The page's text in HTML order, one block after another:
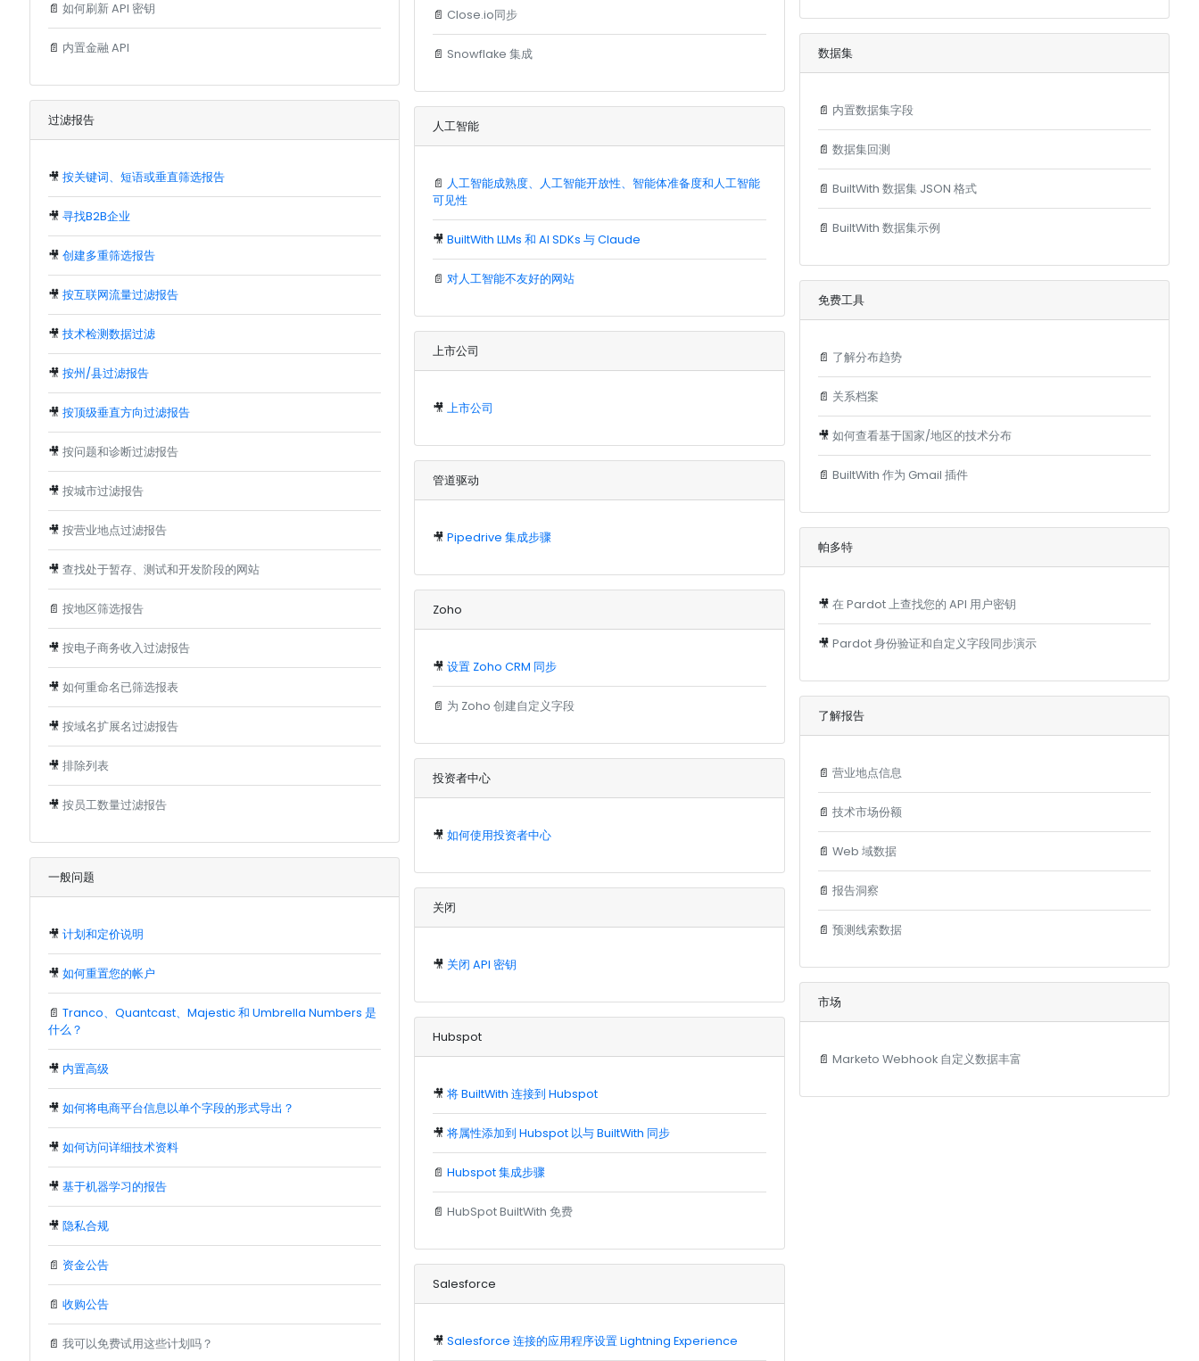
📄 如何刷新 API 密钥
📄 内置金融 API
过滤报告
🎥 按关键词、短语或垂直筛选报告
🎥 寻找B2B企业
🎥 创建多重筛选报告
🎥 按互联网流量过滤报告
🎥 技术检测数据过滤
🎥 按州/县过滤报告
🎥 按顶级垂直方向过滤报告
🎥 按问题和诊断过滤报告
🎥 按城市过滤报告
🎥 按营业地点过滤报告
🎥 查找处于暂存、测试和开发阶段的网站
📄 按地区筛选报告
🎥 按电子商务收入过滤报告
🎥 如何重命名已筛选报表
🎥 按域名扩展名过滤报告
🎥 排除列表
🎥 按员工数量过滤报告
一般问题
🎥 计划和定价说明
🎥 如何重置您的帐户
📄 Tranco、Quantcast、Majestic 和 Umbrella Numbers 是
什么？
🎥 内置高级
🎥 如何将电商平台信息以单个字段的形式导出？
🎥 如何访问详细技术资料
🎥 基于机器学习的报告
🎥 隐私合规
📄 资金公告
📄 收购公告
📄 我可以免费试用这些计划吗？
📄 Close.io同步
📄 Snowflake 集成
人工智能
📄 人工智能成熟度、人工智能开放性、智能体准备度和人工智能
可见性
🎥BuiltWith LLMs 和 AI SDKs 与 Claude
📄对人工智能不友好的网站
上市公司
🎥上市公司
管道驱动
🎥Pipedrive 集成步骤
Zoho
🎥设置 Zoho CRM 同步
📄 为 Zoho 创建自定义字段
投资者中心
🎥如何使用投资者中心
关闭
🎥 关闭 API 密钥
Hubspot
🎥将 BuiltWith 连接到 Hubspot
🎥将属性添加到 Hubspot 以与 BuiltWith 同步
📄Hubspot 集成步骤
📄HubSpot BuiltWith 免费
Salesforce
🎥Salesforce 连接的应用程序设置 Lightning Experience
数据集
📄 内置数据集字段
📄 数据集回测
📄 BuiltWith 数据集 JSON 格式
📄 BuiltWith 数据集示例
免费工具
📄 了解分布趋势
📄 关系档案
🎥 如何查看基于国家/地区的技术分布
📄 BuiltWith 作为 Gmail 插件
帕多特
🎥 在 Pardot 上查找您的 API 用户密钥
🎥 Pardot 身份验证和自定义字段同步演示
了解报告
📄 营业地点信息
📄 技术市场份额
📄 Web 域数据
📄 报告洞察
📄 预测线索数据
市场
📄 Marketo Webhook 自定义数据丰富